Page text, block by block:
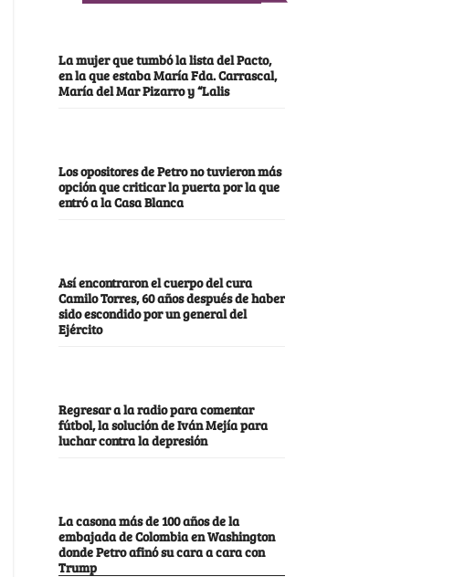
La mujer que tumbó la lista del Pacto,
en la que estaba María Fda. Carrascal,
María del Mar Pizarro y “Lalis
Los opositores de Petro no tuvieron más
opción que criticar la puerta por la que
entró a la Casa Blanca
Así encontraron el cuerpo del cura
Camilo Torres, 60 años después de haber
sido escondido por un general del
Ejército
Regresar a la radio para comentar
fútbol, la solución de Iván Mejía para
luchar contra la depresión
La casona más de 100 años de la
embajada de Colombia en Washington
donde Petro afinó su cara a cara con
Trump